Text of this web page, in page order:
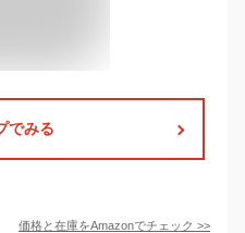
でみる
価格と在庫をAmazonでチェック >>